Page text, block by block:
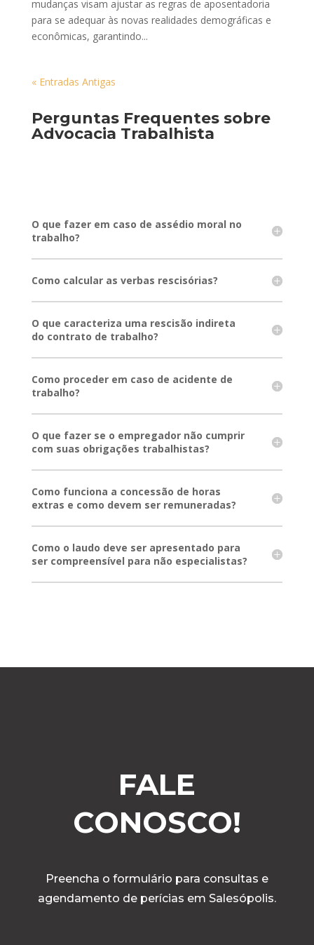
mudanças visam ajustar as regras de aposentadoria
para se adequar às novas realidades demográficas e
econômicas, garantindo...
« Entradas Antigas
Perguntas Frequentes sobre
Advocacia Trabalhista
O que fazer em caso de assédio moral no
trabalho?
Como calcular as verbas rescisórias?
O que caracteriza uma rescisão indireta
do contrato de trabalho?
Como proceder em caso de acidente de
trabalho?
O que fazer se o empregador não cumprir
com suas obrigações trabalhistas?
Como funciona a concessão de horas
extras e como devem ser remuneradas?
Como o laudo deve ser apresentado para
ser compreensível para não especialistas?
FALE
CONOSCO!
Preencha o formulário para consultas e
agendamento de perícias em Salesópolis.